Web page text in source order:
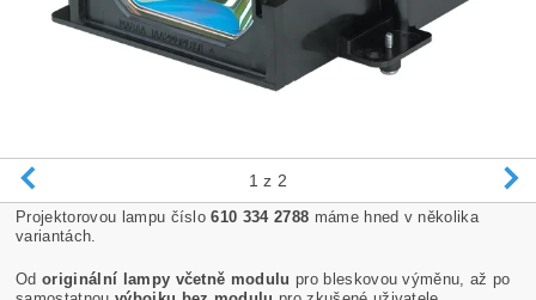
1 z 2
Projektorovou lampu číslo610 334 2788 máme hned v několika
variantách.
Odoriginální lampy včetně modulu pro bleskovou výměnu, až po